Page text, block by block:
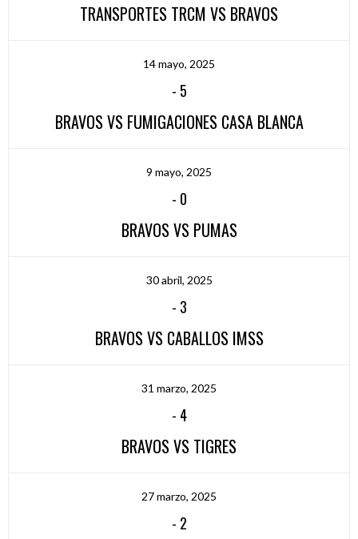
TRANSPORTES TRCM VS BRAVOS
14 mayo, 2025
- 5
BRAVOS VS FUMIGACIONES CASA BLANCA
9 mayo, 2025
- 0
BRAVOS VS PUMAS
30 abril, 2025
- 3
BRAVOS VS CABALLOS IMSS
31 marzo, 2025
- 4
BRAVOS VS TIGRES
27 marzo, 2025
- 2